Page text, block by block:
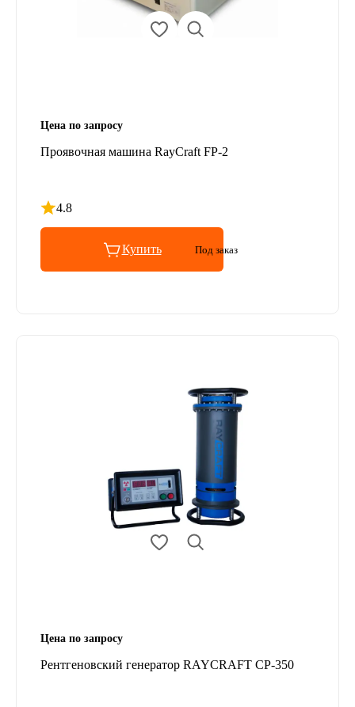
Цена по запросу
Проявочная машина RayCraft FP-2
4.8
Рейтинг 4.8 из 5
Купить Под заказ
Цена по запросу
Рентгеновский генератор RAYCRAFT CP-350